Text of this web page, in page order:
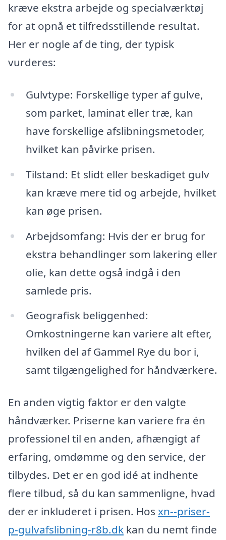
kræve ekstra arbejde og specialværktøj
for at opnå et tilfredsstillende resultat.
Her er nogle af de ting, der typisk
vurderes:
Gulvtype: Forskellige typer af gulve,
som parket, laminat eller træ, kan
have forskellige afslibningsmetoder,
hvilket kan påvirke prisen.
Tilstand: Et slidt eller beskadiget gulv
kan kræve mere tid og arbejde, hvilket
kan øge prisen.
Arbejdsomfang: Hvis der er brug for
ekstra behandlinger som lakering eller
olie, kan dette også indgå i den
samlede pris.
Geografisk beliggenhed:
Omkostningerne kan variere alt efter,
hvilken del af Gammel Rye du bor i,
samt tilgængelighed for håndværkere.
En anden vigtig faktor er den valgte
håndværker. Priserne kan variere fra én
professionel til en anden, afhængigt af
erfaring, omdømme og den service, der
tilbydes. Det er en god idé at indhente
flere tilbud, så du kan sammenligne, hvad
der er inkluderet i prisen. Hos xn--priser-
p-gulvafslibning-r8b.dk kan du nemt finde